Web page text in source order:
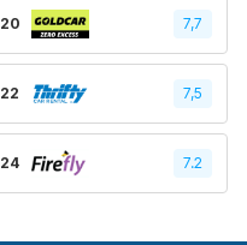
20 7,7
22 7,5
24 7.2